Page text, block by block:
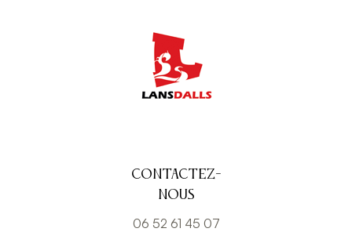
Contactez-
nous
06 52 61 45 07